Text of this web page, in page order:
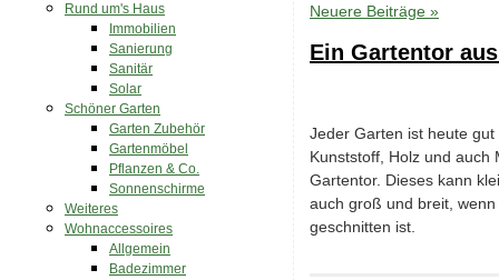
Neuere Beiträge »
Ein Gartentor
Jeder Garten ist heute
Kunststoff, Holz und auch
Gartentor. Dieses kann
auch groß und breit,
geschnitten ist.
Rund um's Haus
Immobilien
Sanierung
Sanitär
Solar
Schöner Garten
Garten Zubehör
Gartenmöbel
Pflanzen & Co.
Sonnenschirme
Weiteres
Wohnaccessoires
Allgemein
Badezimmer